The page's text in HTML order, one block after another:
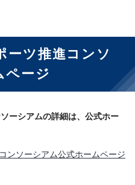
ーツ推進コンソ
ページ
ーシアムの詳細は、公式ホー
ンソーシアム公式ホームページ